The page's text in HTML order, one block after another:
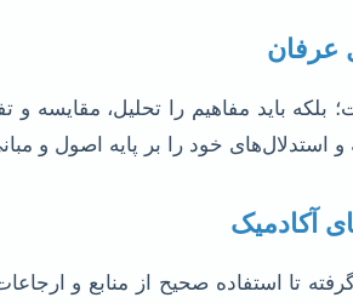
عرفان
باید مفاهیم را تحلیل، مقایسه و
خود را بر پایه اصول و
آکادمیک
تا استفاده صحیح از منابع و